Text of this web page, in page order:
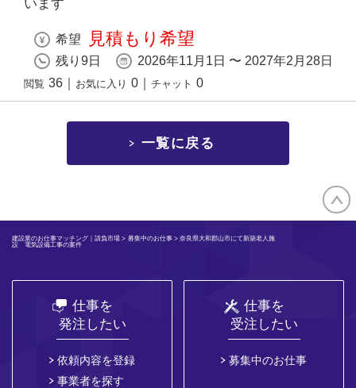
います
希望 見積もり希望
残り9日 2026年11月1日 〜 2027年2月28日
閲覧 36 お気に入り 0 チャット 0
一覧に戻る
建設業のお仕事マッチング｜請負市場 > 募集中のお仕事> 奈良県大和郡山市にて新築老人施
設 電気設備工事の案件
仕事を
発注したい
依頼内容を登録
事業者を探す
仕事を
受注したい
募集中のお仕事